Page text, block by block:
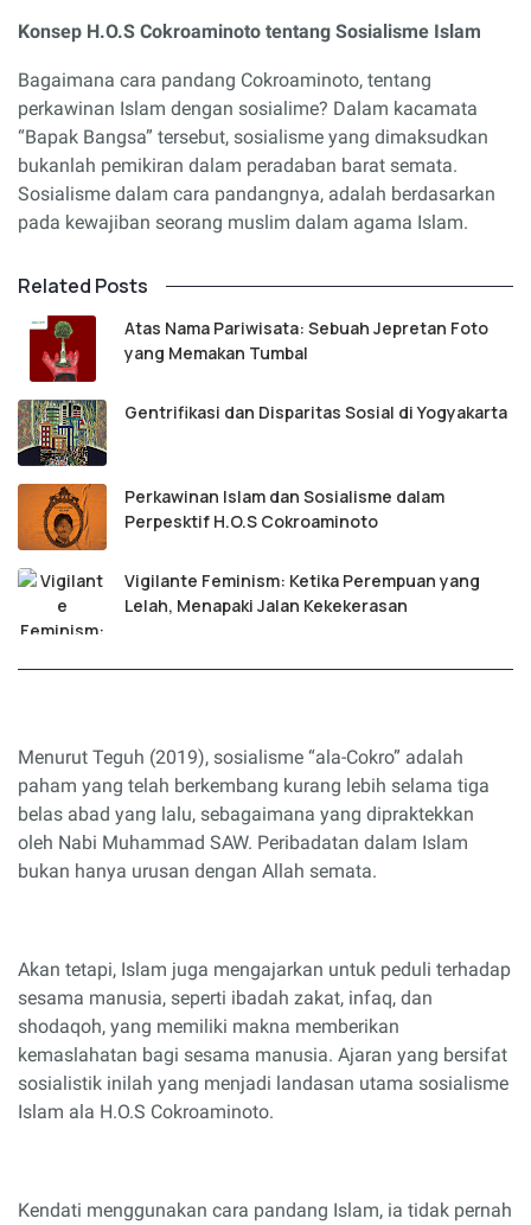
Konsep H.O.S Cokroaminoto tentang Sosialisme Islam
Bagaimana cara pandang Cokroaminoto, tentang
perkawinan Islam dengan sosialime? Dalam kacamata
“Bapak Bangsa” tersebut, sosialisme yang dimaksudkan
bukanlah pemikiran dalam peradaban barat semata.
Sosialisme dalam cara pandangnya, adalah berdasarkan
pada kewajiban seorang muslim dalam agama Islam.
Related Posts
Atas Nama Pariwisata: Sebuah Jepretan Foto
yang Memakan Tumbal
Gentrifikasi dan Disparitas Sosial di Yogyakarta
Perkawinan Islam dan Sosialisme dalam
Perpesktif H.O.S Cokroaminoto
Vigilante Feminism: Ketika Perempuan yang
Lelah, Menapaki Jalan Kekekerasan
Menurut Teguh (2019), sosialisme “ala-Cokro” adalah
paham yang telah berkembang kurang lebih selama tiga
belas abad yang lalu, sebagaimana yang dipraktekkan
oleh Nabi Muhammad SAW. Peribadatan dalam Islam
bukan hanya urusan dengan Allah semata.
Akan tetapi, Islam juga mengajarkan untuk peduli terhadap
sesama manusia, seperti ibadah zakat, infaq, dan
shodaqoh, yang memiliki makna memberikan
kemaslahatan bagi sesama manusia. Ajaran yang bersifat
sosialistik inilah yang menjadi landasan utama sosialisme
Islam ala H.O.S Cokroaminoto.
Kendati menggunakan cara pandang Islam, ia tidak pernah